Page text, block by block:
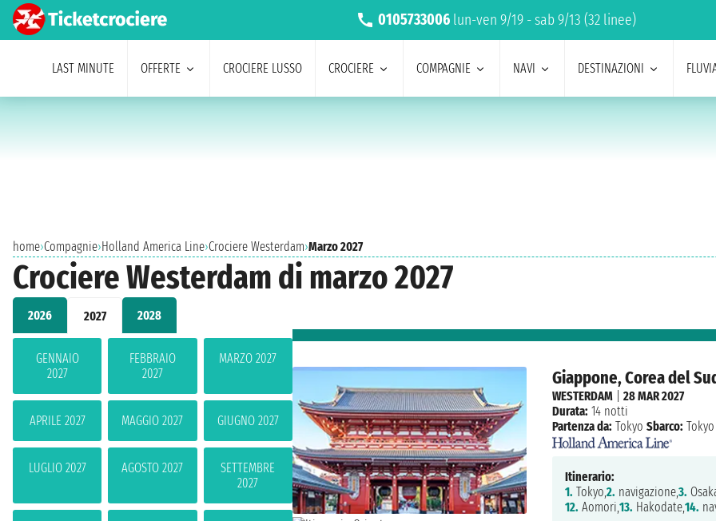
0105733006 lun-ven 9/19 - sab 9/13 (32 linee)
LAST MINUTE OFFERTE CROCIERE LUSSO CROCIERE COMPAGNIE NAVI DESTINAZIONI
home›Compagnie›Holland America Line›Crociere Westerdam›Marzo 2027
Crociere Westerdam di marzo 2027
2026 2027 2028
GENNAIO
2027
FEBBRAIO
2027
MARZO 2027
APRILE 2027 MAGGIO 2027 GIUGNO 2027
LUGLIO 2027 AGOSTO 2027
SETTEMBRE
2027
Giappone, Corea del
WESTERDAM| 28 MAR 2027
Durata: 14 notti
Partenza da: Tokyo Sbarco: Tokyo
Itinerario:
1. Tokyo, 2. navigazione,3.
12. Aomori, 13. Hakodate,14.